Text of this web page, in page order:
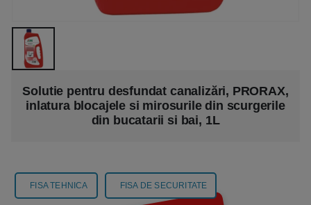
Solutie pentru desfundat canalizări, PRORAX,
inlatura blocajele si mirosurile din scurgerile
din bucatarii si bai, 1L
FISA TEHNICA FISA DE SECURITATE